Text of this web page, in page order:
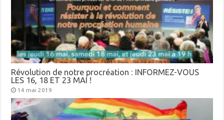
Révolution de notre procréation : INFORMEZ-VOUS
LES 16, 18 ET 23 MAI !
14 mai 2019